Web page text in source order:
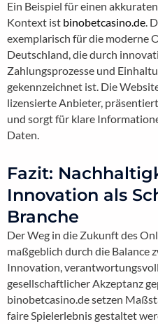
Ein Beispiel für einen
Kontext ist binobetcasino.de.
exemplarisch für die moderne
Deutschland, die durch
Zahlungsprozesse und
gekennzeichnet ist. Die
lizensierte Anbieter,
und sorgt für klare
Daten.
Fazit:
Innovation als
Branche
Der Weg in die Zukunft des
maßgeblich durch die Balance
Innovation,
gesellschaftlicher Akzeptanz
binobetcasino.de setzen
faire Spielerlebnis gestaltet